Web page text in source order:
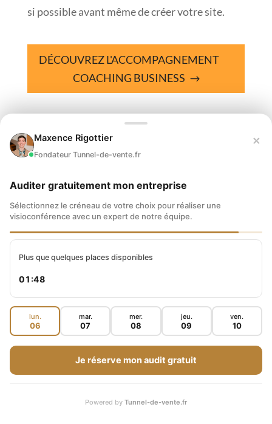
si possible avant même de créer votre site.
DÉCOUVREZ L'ACCOMPAGNEMENT
COACHING BUSINESS
À lire également :Quels produits pour vendre
sur internet ?
Qui est Maxence Rigottier ?
Issu d’une ferme agricole, il est devenu
et auteur best-seller.
Chef d’entreprise depuis 2011, Maxence et son équipe
Il possède unpatrimoine net supérieur à 5 millions
d'eurosen investissant en Bourse sur les marchés
l'immobilier en possédant 6 biens à Tallinn en Estonie
Maxence Rigottier
Fondateur Tunnel-de-vente.fr
×
Auditer gratuitement mon entreprise
Sélectionnez le créneau de votre choix pour réaliser une
visioconférence avec un expert de notre équipe.
Plus que quelques places disponibles
01:47
lun.
06
mar.
07
mer.
08
jeu.
09
ven.
10
Je réserve mon audit gratuit
Powered by Tunnel-de-vente.fr